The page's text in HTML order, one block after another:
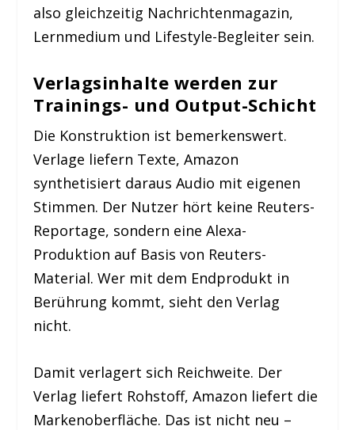
also gleichzeitig Nachrichtenmagazin,
Lernmedium und Lifestyle-Begleiter sein.
Verlagsinhalte werden zur
Trainings- und Output-Schicht
Die Konstruktion ist bemerkenswert.
Verlage liefern Texte, Amazon
synthetisiert daraus Audio mit eigenen
Stimmen. Der Nutzer hört keine Reuters-
Reportage, sondern eine Alexa-
Produktion auf Basis von Reuters-
Material. Wer mit dem Endprodukt in
Berührung kommt, sieht den Verlag
nicht.
Damit verlagert sich Reichweite. Der
Verlag liefert Rohstoff, Amazon liefert die
Markenoberfläche. Das ist nicht neu –